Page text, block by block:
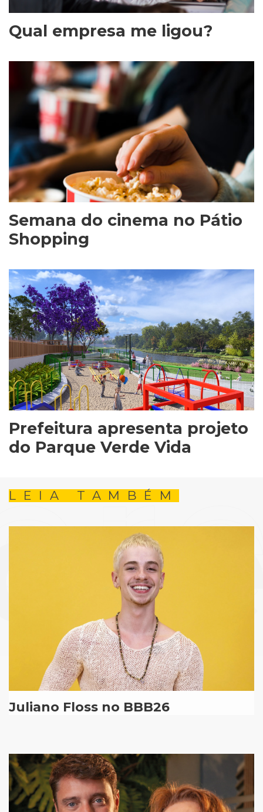
Qual empresa me ligou?
Semana do cinema no Pátio
Shopping
Prefeitura apresenta projeto
do Parque Verde Vida
LEIA TAMBÉM
Juliano Floss no BBB26